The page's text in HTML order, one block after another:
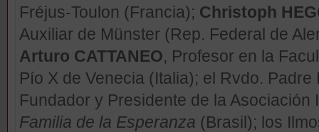
Fréjus-Toulon (Francia); Christoph
Auxiliar de Münster (Rep. Federal de
Arturo CATTANEO, Profesor en la
Pío X de Venecia (Italia); el Rvdo.
Fundador y Presidente de la Asociación
Familia de la Esperanza (Brasil); los